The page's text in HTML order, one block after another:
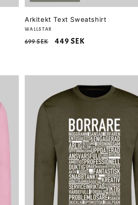
Arkitekt Text Sweatshirt
Säljare:
WALLSTAR
Ordinarie
699 SEK Försäljningspris
449 SEK